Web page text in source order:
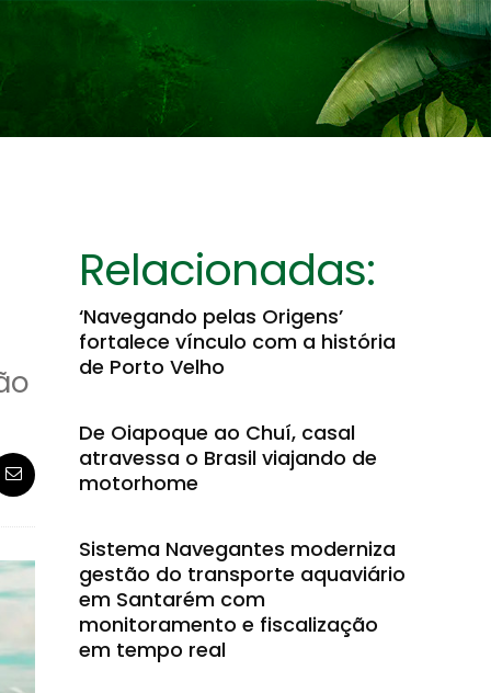
Relacionadas:
‘Navegando pelas Origens’
fortalece vínculo com a história
de Porto Velho
De Oiapoque ao Chuí, casal
atravessa o Brasil viajando de
motorhome
Sistema Navegantes moderniza
gestão do transporte aquaviário
em Santarém com
monitoramento e fiscalização
em tempo real